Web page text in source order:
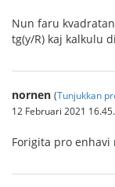
Nun faru
tg(y/R) kaj kalkulu
nornen (Tunjukkan
12 Februari 2021
Forigita pro